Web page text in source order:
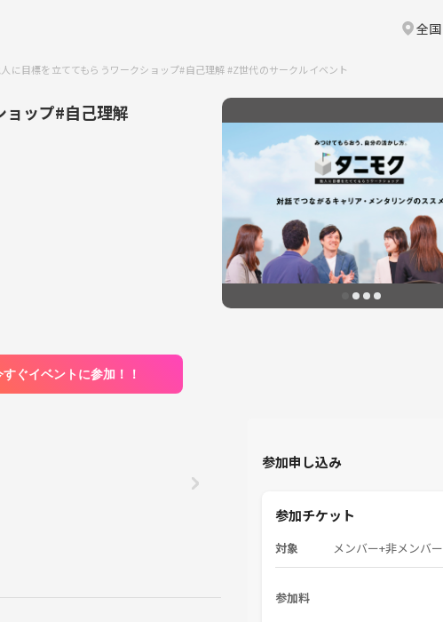
全国
人に目標を立ててもらうワークショップ#自己理解 #Z世代のサークルイベント
ョップ#自己理解
すぐイベントに参加！！
参加申し込み
参加チケット
対象 メンバー+非メンバー
参加料